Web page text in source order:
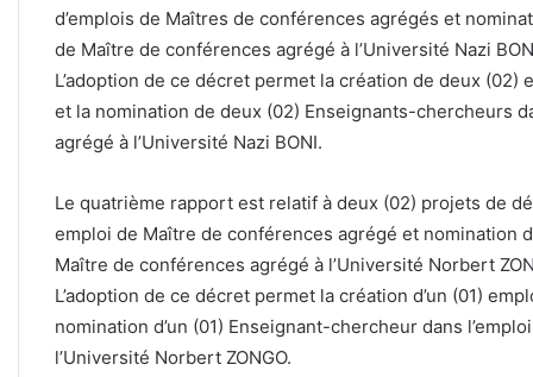
d’emplois de Maîtres de conférences agrégés et
de Maître de conférences agrégé à l’Université Nazi
L’adoption de ce décret permet la création de deux
et la nomination de deux (02) Enseignants-chercheurs
agrégé à l’Université Nazi BONI.
Le quatrième rapport est relatif à deux (02) projets de
emploi de Maître de conférences agrégé et nomination
Maître de conférences agrégé à l’Université Norbert
L’adoption de ce décret permet la création d’un (01)
nomination d’un (01) Enseignant-chercheur dans
l’Université Norbert ZONGO.